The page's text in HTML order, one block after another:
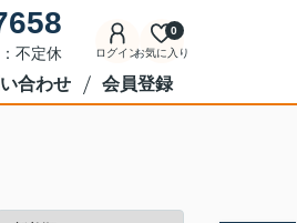
不定休 ログインお気に入り
0
合わせ 会員登録